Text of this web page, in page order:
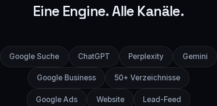
Eine Engine. Alle Kanäle.
Google Suche ChatGPT Perplexity Gemini
Google Business 50+ Verzeichnisse
Google Ads Website Lead-Feed